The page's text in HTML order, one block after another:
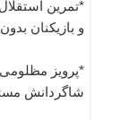
و بازیکنان
*پرویز
شاگردانش